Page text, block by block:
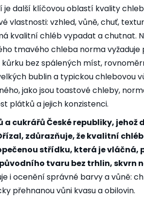
je další klíčovou oblastí kvality
vlastnosti: vzhled, vůně, chuť,
kvalitní chléb vypadat a chutnat.
tmavého chleba norma
bez spálených míst,
bublin a typickou chlebovou
jako jsou toastové chleby,
plátků a jejich konzistenci.
a cukrářů České republiky,
zdůrazňuje, že kvalitní
střídku, která je vláčná,
tvaru bez trhlin, skvrn
i ocenění správné barvy a vůně:
přehnanou vůni kvasu a obilovin.